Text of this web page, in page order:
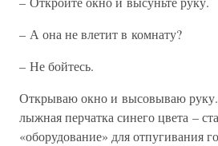
– А она не влетит в комнату?
– Не бойтесь.
Открываю окно и высовываю
лыжная перчатка синего цвета –
«оборудование» для отпугивания